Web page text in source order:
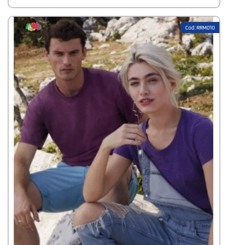
Cod: RRM010